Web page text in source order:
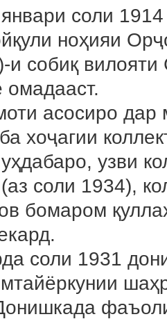
соли
ноҳияи
и собиқ
омадааст.
асосиро дар
хоҷагии
узви
соли 1934),
бомаром
соли 1931